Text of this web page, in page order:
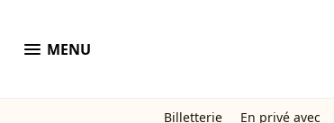
menu MENU
Billetterie En privé avec